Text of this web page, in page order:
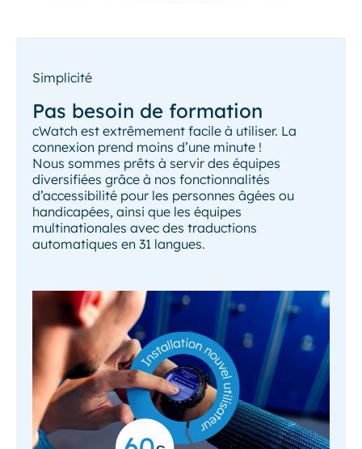
Simplicité
Pas besoin de formation
cWatch est extrêmement facile à utiliser. La
connexion prend moins d’une minute !
Nous sommes prêts à servir des équipes
diversifiées grâce à nos fonctionnalités
d’accessibilité pour les personnes âgées ou
handicapées, ainsi que les équipes
multinationales avec des traductions
automatiques en 31 langues.